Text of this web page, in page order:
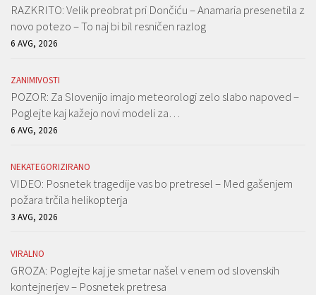
RAZKRITO: Velik preobrat pri Dončiću – Anamaria presenetila z
novo potezo – To naj bi bil resničen razlog
6 AVG, 2026
ZANIMIVOSTI
POZOR: Za Slovenijo imajo meteorologi zelo slabo napoved –
Poglejte kaj kažejo novi modeli za…
6 AVG, 2026
NEKATEGORIZIRANO
VIDEO: Posnetek tragedije vas bo pretresel – Med gašenjem
požara trčila helikopterja
3 AVG, 2026
VIRALNO
GROZA: Poglejte kaj je smetar našel v enem od slovenskih
kontejnerjev – Posnetek pretresa